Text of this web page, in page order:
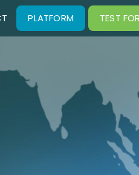
PLATFORM TEST